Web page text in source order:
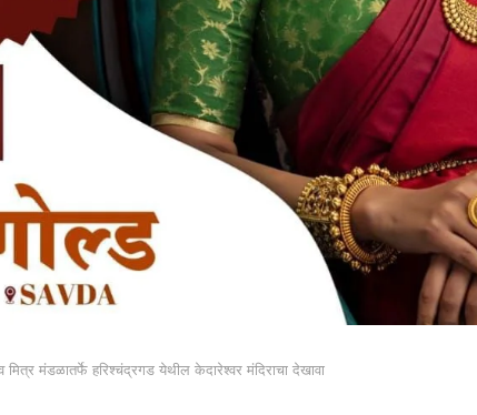
मित्र मंडळातर्फे हरिश्चंद्रगड येथील केदारेश्वर मंदिराचा देखावा